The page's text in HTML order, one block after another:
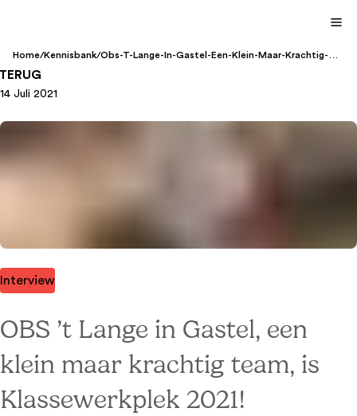
Home/Kennisbank/Obs-T-Lange-In-Gastel-Een-Klein-Maar-Krachtig-
14 Juli 2021
Interview
OBS ’t Lange in Gastel, een
klein maar krachtig team, is
Klassewerkplek 2021!